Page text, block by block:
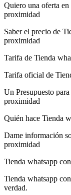
Quiero una oferta
proximidad
Saber el precio de
proximidad
Tarifa de Tienda
Tarifa oficial de
Un Presupuesto
proximidad
Quién hace Tienda
Dame información
proximidad
Tienda whatsapp
Tienda whatsapp
verdad.